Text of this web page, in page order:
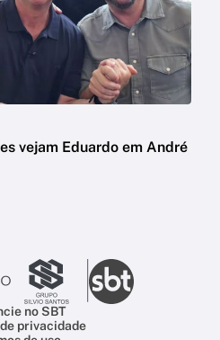
vejam Eduardo em André
no SBT
privacidade